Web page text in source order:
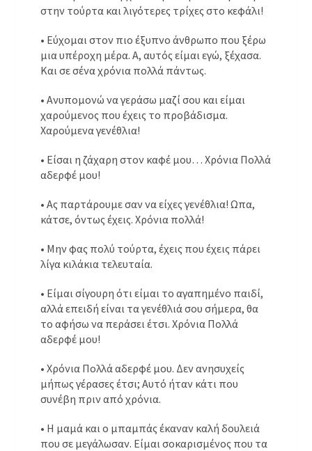
στην τούρτα και λιγότερες τρίχες στο κεφάλι!
• Εύχομαι στον πιο έξυπνο άνθρωπο που ξέρω
μια υπέροχη μέρα. Α, αυτός είμαι εγώ, ξέχασα.
Και σε σένα χρόνια πολλά πάντως.
• Ανυπομονώ να γεράσω μαζί σου και είμαι
χαρούμενος που έχεις το προβάδισμα.
Χαρούμενα γενέθλια!
• Είσαι η ζάχαρη στον καφέ μου… Χρόνια Πολλά
αδερφέ μου!
• Ας παρτάρουμε σαν να είχες γενέθλια! Ωπα,
κάτσε, όντως έχεις. Χρόνια πολλά!
• Μην φας πολύ τούρτα, έχεις που έχεις πάρει
λίγα κιλάκια τελευταία.
• Είμαι σίγουρη ότι είμαι το αγαπημένο παιδί,
αλλά επειδή είναι τα γενέθλιά σου σήμερα, θα
το αφήσω να περάσει έτσι. Χρόνια Πολλά
αδερφέ μου!
• Χρόνια Πολλά αδερφέ μου. Δεν ανησυχείς
μήπως γέρασες έτσι; Αυτό ήταν κάτι που
συνέβη πριν από χρόνια.
• Η μαμά και ο μπαμπάς έκαναν καλή δουλειά
που σε μεγάλωσαν. Είμαι σοκαρισμένος που τα